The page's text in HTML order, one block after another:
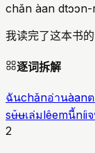
chǎn àan
我读完了这本书的
逐词拆解
ฉันchǎnอ่านàan
sʉ̌ʉเล่มlêemนี้níi
2